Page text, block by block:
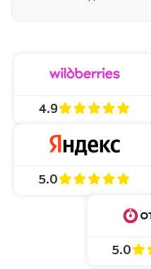
4.9
5.0
5.0